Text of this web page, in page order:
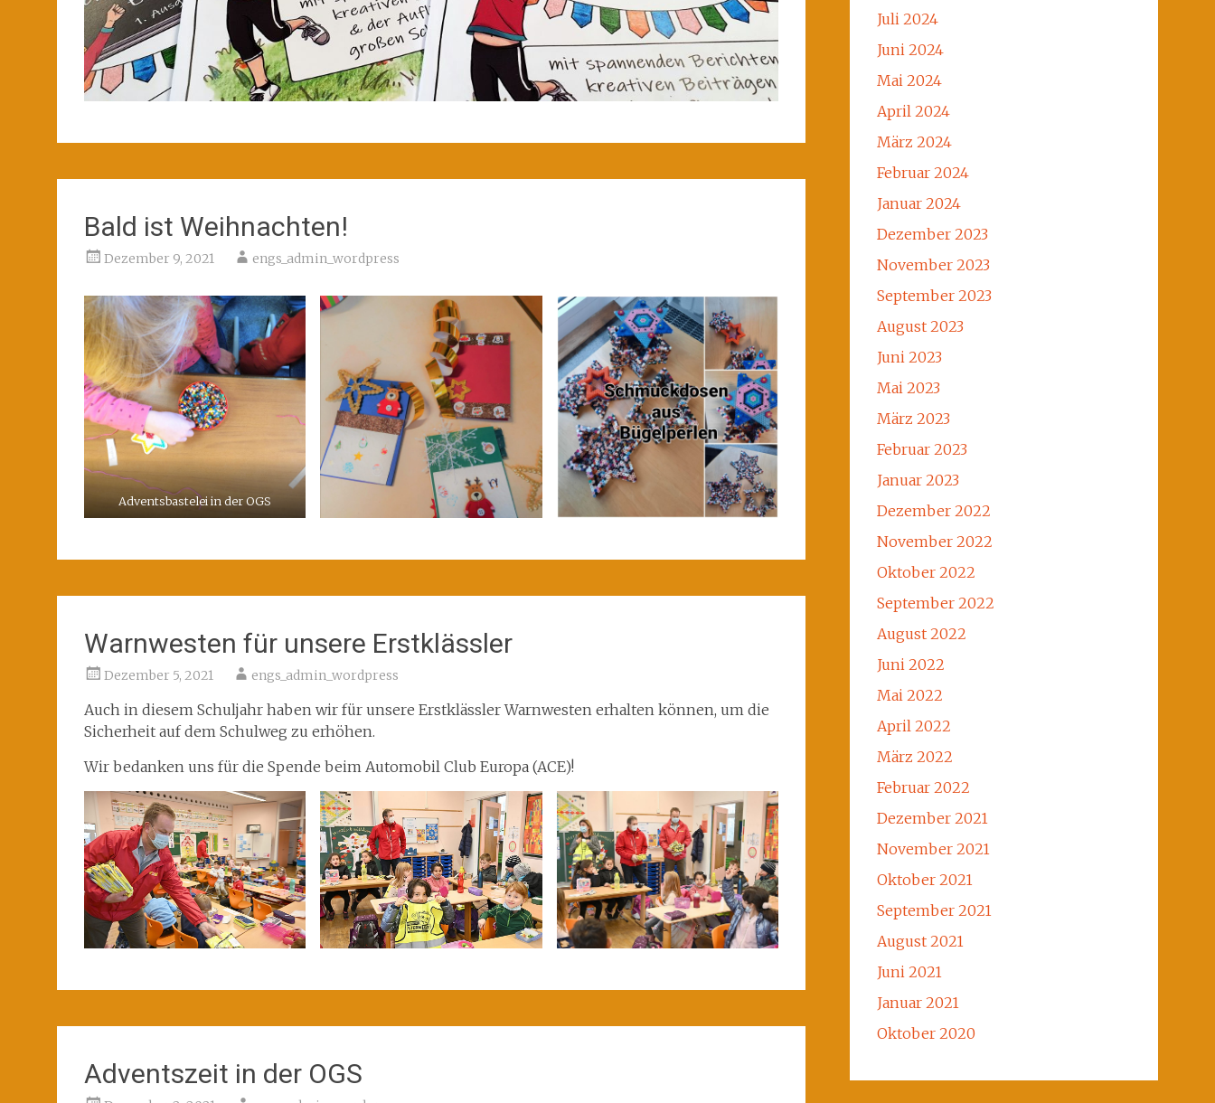
Bald ist Weihnachten!
Dezember 9, 2021 engs_admin_wordpress
Adventsbastelei in der OGS
Warnwesten für unsere Erstklässler
Dezember 5, 2021 engs_admin_wordpress
Auch in diesem Schuljahr haben wir für unsere Erstklässler Warnwesten erhalten können, um die
Sicherheit auf dem Schulweg zu erhöhen.
Wir bedanken uns für die Spende beim Automobil Club Europa (ACE)!
Adventszeit in der OGS
Juli 2024
Juni 2024
Mai 2024
April 2024
März 2024
Februar 2024
Januar 2024
Dezember 2023
November 2023
September 2023
August 2023
Juni 2023
Mai 2023
März 2023
Februar 2023
Januar 2023
Dezember 2022
November 2022
Oktober 2022
September 2022
August 2022
Juni 2022
Mai 2022
April 2022
März 2022
Februar 2022
Dezember 2021
November 2021
Oktober 2021
September 2021
August 2021
Juni 2021
Januar 2021
Oktober 2020